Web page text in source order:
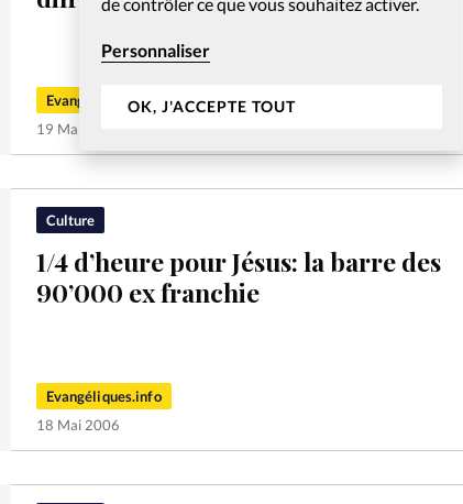
Personnaliser
OK, J'ACCEPTE TOUT
Evangéliques.info
19 Mai 2006
Culture
1/4 d’heure pour Jésus: la barre des
90’000 ex franchie
Evangéliques.info
18 Mai 2006